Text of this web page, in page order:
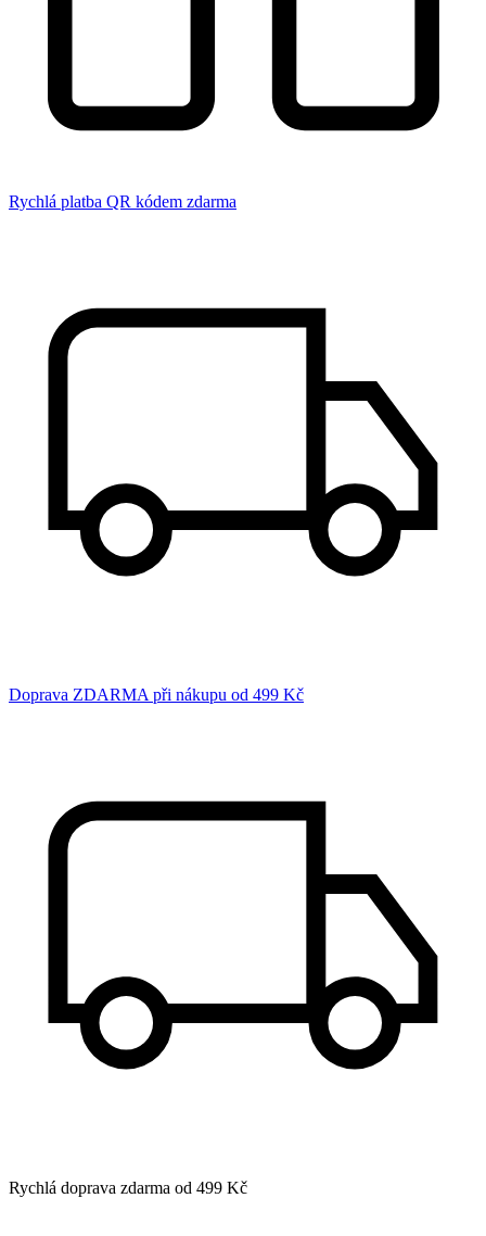
Rychlá platba QR kódem zdarma
Doprava ZDARMA při nákupu od 499 Kč
Rychlá doprava zdarma od 499 Kč